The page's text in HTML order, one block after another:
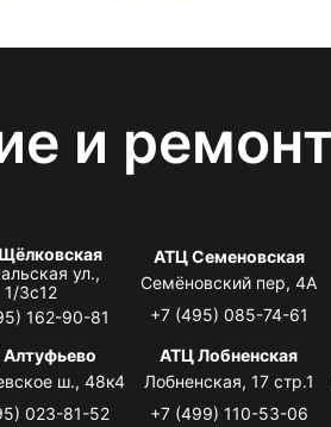
и ремонт
ул.,
1/3с12
162-90-81
АТЦ Семеновская
Семёновский пер, 4А
+7 (495) 085-74-61
ш., 48к4
023-81-52
АТЦ Лобненская
Лобненская, 17 стр.1
+7 (499) 110-53-06